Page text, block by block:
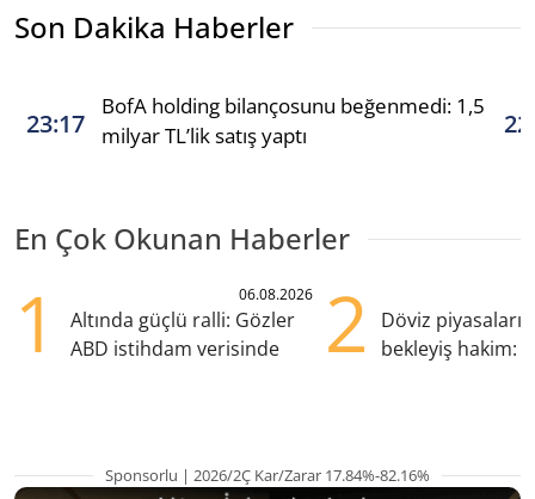
Son Dakika Haberler
23:17
BofA holding bilançosunu beğenmedi: 1,5
milyar TL’lik satış yaptı
En Çok Okunan Haberler
1 06.08.2026
Altında güçlü ralli: Gözler
ABD istihdam verisinde
2
Döviz
bekleyiş hakim:
Sponsorlu | 2026/2Ç Kar/Zarar 17.84%-82.16%